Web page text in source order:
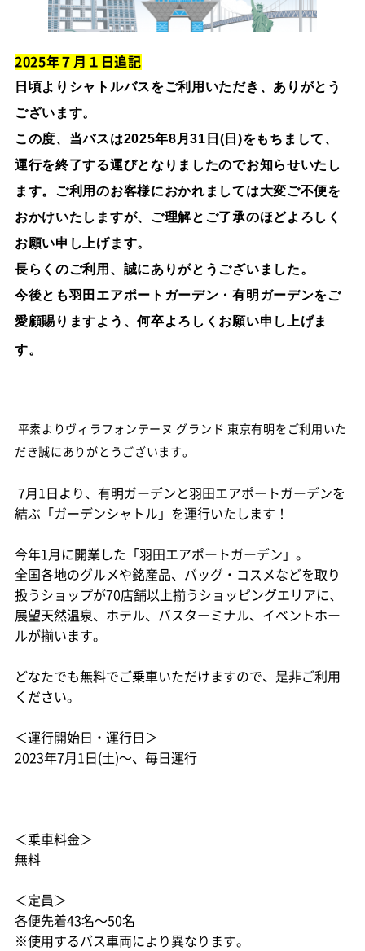
2025年７月１日追記
日頃よりシャトルバスをご利用いただき、ありがとう
ございます。
この度、当バスは2025年8月31日(日)をもちまして、
運行を終了する運びとなりましたのでお知らせいたし
ます。ご利用のお客様におかれましては大変ご不便を
おかけいたしますが、ご理解とご了承のほどよろしく
お願い申し上げます。
長らくのご利用、誠にありがとうございました。
今後とも羽田エアポートガーデン・有明ガーデンをご
愛顧賜りますよう、何卒よろしくお願い申し上げま
す。
平素よりヴィラフォンテーヌ グランド 東京有明をご利用いた
だき誠にありがとうございます。
7月1日より、有明ガーデンと羽田エアポートガーデンを
結ぶ「ガーデンシャトル」を運行いたします！
今年1月に開業した「羽田エアポートガーデン」。
全国各地のグルメや銘産品、バッグ・コスメなどを取り
扱うショップが70店舗以上揃うショッピングエリアに、
展望天然温泉、ホテル、バスターミナル、イベントホー
ルが揃います。
どなたでも無料でご乗車いただけますので、是非ご利用
ください。
＜運行開始日・運行日＞
2023年7月1日(土)～、毎日運行
＜乗車料金＞
無料
＜定員＞
各便先着43名～50名
※使用するバス車両により異なります。